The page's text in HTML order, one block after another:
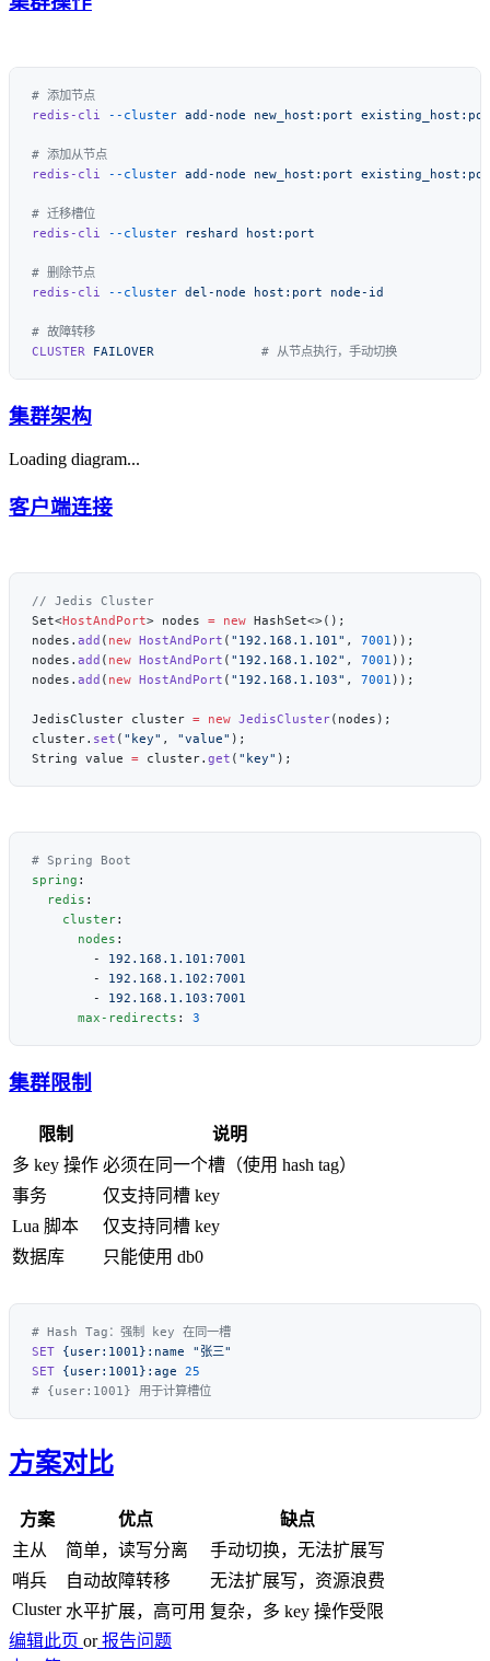
redis-cli
--cluster add-node new_host:port
redis-cli
--cluster add-node new_host:port
redis-cli
--cluster reshard
redis-cli
--cluster del-node host:port
CLUSTER FAILOVER
集群架构
Loading diagram...
客户端连接
Set<HostAndPort> nodes = new
nodes. add ( new HostAndPort ( "192.168.1.101" , 7001
nodes. add ( new HostAndPort ( "192.168.1.102" , 7001
nodes. add ( new HostAndPort ( "192.168.1.103" , 7001
JedisCluster cluster = new JedisCluster
cluster. set ( "key" , "value"
String value = cluster. get ( "key"
spring
  redis
    cluster
      nodes
        -
        -
        -
      max-redirects
:
集群限制
限制
说明
多 key 操作 必须在同一个槽（使用 hash tag）
事务
仅支持同槽 key
Lua 脚本
仅支持同槽 key
数据库
只能使用 db0
SET {user:1001}:name
SET {user:1001}:age
方案对比
方案 优点
缺点
主从
简单，读写分离
手动切换，无法扩展写
哨兵
自动故障转移
无法扩展写，资源浪费
Cluster 水平扩展，高可用 复杂，多 key 操作受限
编辑此页 or报告问题